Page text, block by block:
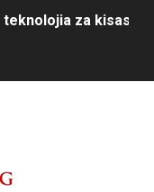
za kisasa
NA OSHA
WANANCHI